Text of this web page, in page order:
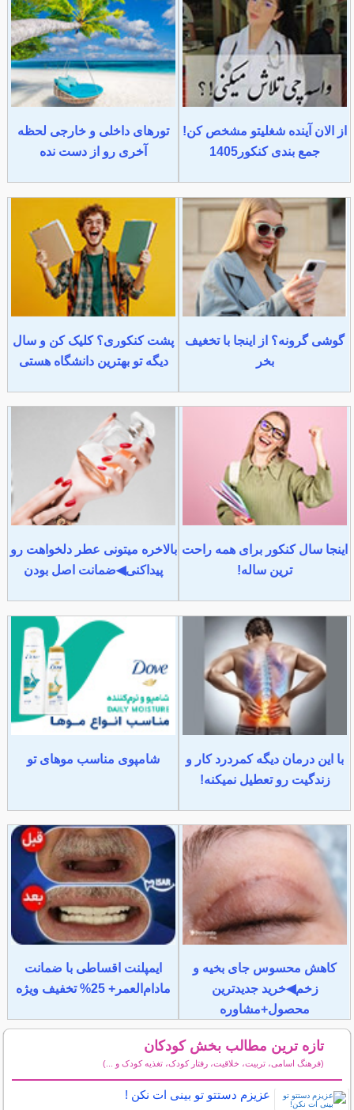
از الان آینده شغلیتو مشخص کن!
جمع بندی کنکور1405
تورهای داخلی و خارجی لحظه
آخری رو از دست نده
گوشی گرونه؟ از اینجا با تخغیف
بخر
پشت کنکوری؟ کلیک کن و سال
دیگه تو بهترین دانشگاه هستی
اینجا سال کنکور برای همه راحت
ترین ساله!
بالاخره میتونی عطر دلخواهت رو
پیداکنی◀ضمانت اصل بودن
با این درمان دیگه کمردرد کار و
زندگیت رو تعطیل نمیکنه!
شامپوی مناسب موهای تو
کاهش محسوس جای بخیه و
زخم◀خرید جدیدترین
محصول+مشاوره
ایمپلنت اقساطی با ضمانت
مادام‌العمر+ 25% تخفیف ویژه
تازه ترین مطالب بخش کودکان
(فرهنگ اسامی، تربیت، خلاقیت، رفتار کودک، تغذیه کودک و ...)
عزیزم دستتو تو بینی ات نکن !